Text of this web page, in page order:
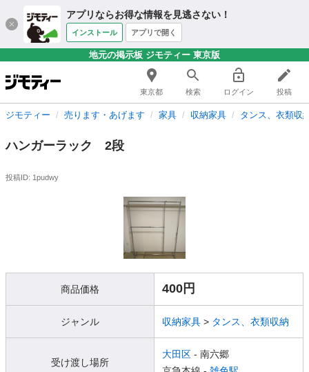
アプリならお得な情報を見逃さない！
インストール アプリで開く
地元の掲示板 ジモティー 東京版
東京都 検索 ログイン 投稿
ジモティー 売ります・あげます 家具 収納家具 タンス、衣類収
ハンガーラック 2段
投稿ID: 1pudwy
商品価格 400円
ジャンル 収納家具 > タンス、衣類収納
受け渡し場所
大田区 - 南六郷